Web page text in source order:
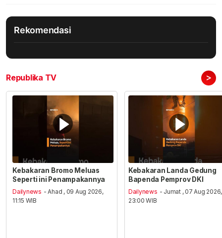
Rekomendasi
Republika TV >
Kebakaran Bromo Meluas
Seperti ini Penampakannya
Dailynews - Ahad , 09 Aug 2026,
11:15 WIB
Kebakaran Landa Gedung
Bapenda Pemprov DKI
Dailynews - Jumat , 07 Aug 2026,
23:00 WIB